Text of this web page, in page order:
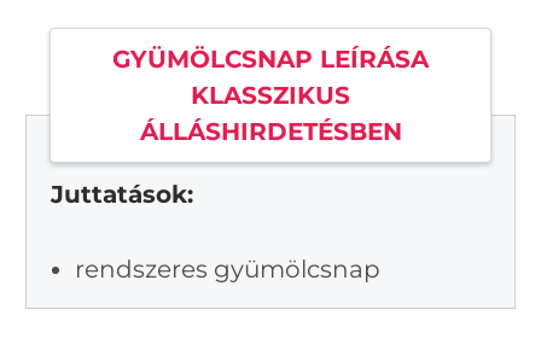
GYÜMÖLCSNAP LEÍRÁSA
KLASSZIKUS
ÁLLÁSHIRDETÉSBEN
Juttatások:
rendszeres gyümölcsnap